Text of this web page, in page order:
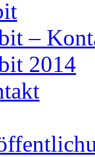
–
2014